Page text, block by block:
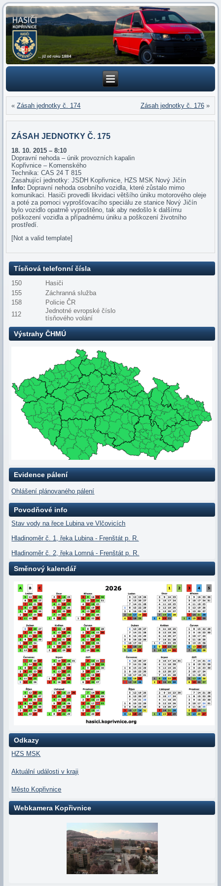
«Zásah jednotky č. 174 Zásah jednotky č. 176»
ZÁSAH JEDNOTKY Č. 175
18. 10. 2015 – 8:10
Dopravní nehoda – únik provozních kapalin
Kopřivnice – Komenského
Technika: CAS 24 T 815
Zasahující jednotky: JSDH Kopřivnice, HZS MSK Nový Jičín
Info: Dopravní nehoda osobního vozidla, které zůstalo mimo
komunikaci. Hasiči provedli likvidaci většího úniku motorového oleje
a poté za pomoci vyprošťovacího speciálu ze stanice Nový Jičín
bylo vozidlo opatrně vyproštěno, tak aby nedošlo k dalšímu
poškození vozidla a případnému úniku a poškození životního
prostředí.
[Not a valid template]
Tísňová telefonní čísla
150
Hasiči
155
Záchranná služba
158
Policie ČR
112
Jednotné evropské číslo
tísňového volání
Výstrahy ČHMÚ
Evidence pálení
Ohlášení plánovaného pálení
Povodňové info
Stav vody na řece Lubina ve Vlčovicích
Hladinoměr č. 1, řeka Lubina - Frenštát p. R.
Hladinoměr č. 2, řeka Lomná - Frenštát p. R.
Směnový kalendář
Odkazy
HZS MSK
Aktuální události v kraji
Město Kopřivnice
Webkamera Kopřivnice